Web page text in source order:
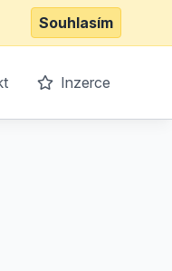
Souhlasím
Inzerce